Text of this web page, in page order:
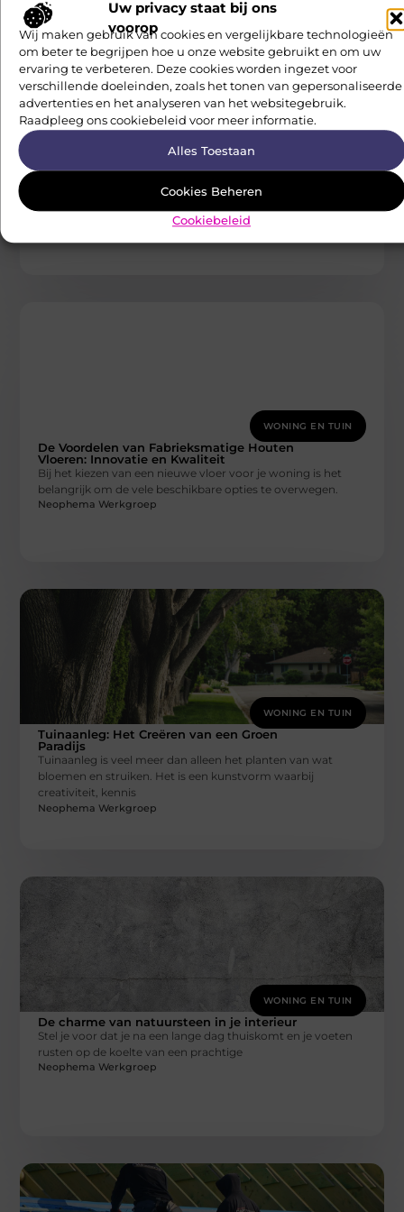
Uw privacy staat bij ons
voorop
Wij maken gebruik van cookies en vergelijkbare technologieën
om beter te begrijpen hoe u onze website gebruikt en om uw
ervaring te verbeteren. Deze cookies worden ingezet voor
verschillende doeleinden, zoals het tonen van gepersonaliseerde
advertenties en het analyseren van het websitegebruik.
Raadpleeg ons cookiebeleid voor meer informatie.
Alles Toestaan
Cookies Beheren
Cookiebeleid
interesseren
Interieuradvies Zwolle: transformeer uw
huis tot een voorjaarsoase
Wanneer de dagen langer worden en de temperaturen
WONING EN TUIN
De Voordelen van Fabrieksmatige Houten
Vloeren: Innovatie en Kwaliteit
Bij het kiezen van een nieuwe vloer voor je woning is het
belangrijk om de vele beschikbare opties te overwegen.
Neophema Werkgroep
WONING EN TUIN
Tuinaanleg: Het Creëren van een Groen
Paradijs
Tuinaanleg is veel meer dan alleen het planten van wat
bloemen en struiken. Het is een kunstvorm waarbij
creativiteit, kennis
Neophema Werkgroep
WONING EN TUIN
De charme van natuursteen in je interieur
Stel je voor dat je na een lange dag thuiskomt en je voeten
rusten op de koelte van een prachtige
Neophema Werkgroep